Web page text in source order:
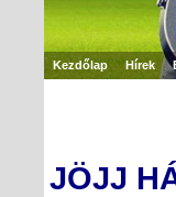
Kezdőlap Hírek
JÖJJ